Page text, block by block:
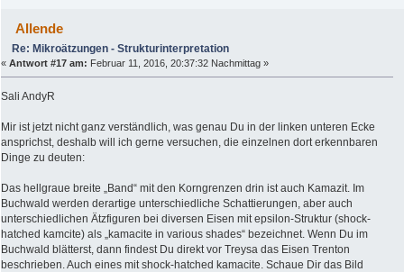
Allende
Re: Mikroätzungen - Strukturinterpretation
« Antwort #17 am: Februar 11, 2016, 20:37:32 Nachmittag »
Sali AndyR
Mir ist jetzt nicht ganz verständlich, was genau Du in der linken unteren Ecke
ansprichst, deshalb will ich gerne versuchen, die einzelnen dort erkennbaren
Dinge zu deuten:
Das hellgraue breite „Band“ mit den Korngrenzen drin ist auch Kamazit. Im
Buchwald werden derartige unterschiedliche Schattierungen, aber auch
unterschiedlichen Ätzfiguren bei diversen Eisen mit epsilon-Struktur (shock-
hatched kamcite) als „kamacite in various shades“ bezeichnet. Wenn Du im
Buchwald blätterst, dann findest Du direkt vor Treysa das Eisen Trenton
beschrieben. Auch eines mit shock-hatched kamacite. Schaue Dir das Bild